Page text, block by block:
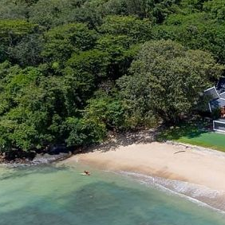
Лондон
Лос-Анджелес
Москва
Париж
Паттайя